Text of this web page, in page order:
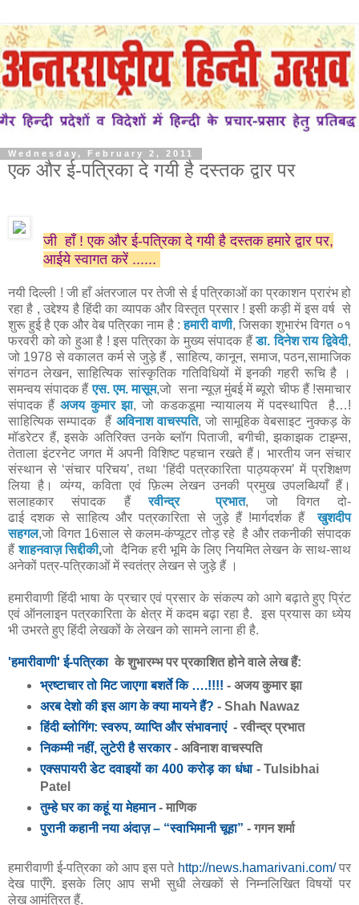
Wednesday, February 2, 2011
एक और ई-पत्रिका दे गयी है दस्तक द्वार पर
जी हाँ ! एक और ई-पत्रिका दे गयी है दस्तक हमारे द्वार पर,
आईये स्वागत करें ......
नयी दिल्ली ! जी हाँ अंतरजाल पर तेजी से ई पत्रिकाओं का प्रकाशन प्रारंभ हो
रहा है , उद्देश्य है हिंदी का व्यापक और विस्तृत प्रसार ! इसी कड़ी में इस वर्ष से
शुरू हुई है एक और वेब पत्रिका नाम है :हमारी वाणी, जिसका शुभारंभ विगत ०१
फरवरी को को हुआ है ! इस पत्रिका के मुख्य संपादक हैंडा. दिनेश राय द्विवेदी,
जो 1978 से वकालत कर्म से जुड़े हैं , साहित्य, कानून, समाज, पठन,सामाजिक
संगठन लेखन, साहित्यिक सांस्कृतिक गतिविधियों में इनकी गहरी रूचि है ।
समन्वय संपादक हैंएस. एम. मासूम,जो सना न्यूज़ मुंबई में ब्यूरो चीफ हैं !समाचार
संपादक हैंअजय कुमार झा, जो कडकडूमा न्यायालय में पदस्थापित है…!
साहित्यिक सम्पादक हैं अविनाश वाचस्पति, जो सामूहिक वेबसाइट नुक्‍कड़ के
मॉडरेटर हैं, इसके अतिरिक्‍त उनके ब्‍लॉग पिताजी, बगीची, झकाझक टाइम्‍स,
तेताला इंटरनेट जगत में अपनी विशिष्‍ट पहचान रखते हैं। भारतीय जन संचार
संस्थान से ‘संचार परिचय’, तथा ‘हिंदी पत्रकारिता पाठ्यक्रम’ में प्रशिक्षण
लिया है। व्यंग्य, कविता एवं फ़िल्म लेखन उनकी प्रमुख उपलब्धियाँ हैं।
सलाहकार संपादक हैंरवीन्द्र प्रभात, जो विगत दो-
ढाई दशक से साहित्य और पत्रकारिता से जुड़े हैं !मार्गदर्शक हैंखुशदीप
सहगल,जो विगत 16साल से कलम-कंप्यूटर तोड़ रहे है और तकनीकी संपादक
हैंशाहनवाज़ सिद्दीकी,जो दैनिक हरी भूमि के लिए नियमित लेखन के साथ-साथ
अनेकों पत्र-पत्रिकाओं में स्वतंत्र लेखन से जुड़े हैं ।
हमारीवाणी हिंदी भाषा के प्रचार एवं प्रसार के संकल्प को आगे बढ़ाते हुए प्रिंट
एवं ऑनलाइन पत्रकारिता के क्षेत्र में कदम बढ़ा रहा है. इस प्रयास का ध्येय
भी उभरते हुए हिंदी लेखकों के लेखन को सामने लाना ही है.
'हमारीवाणी' ई-पत्रिकाके शुभारम्भ पर प्रकाशित होने वाले लेख हैं:
भ्रष्टाचार तो मिट जाएगा बशर्ते कि ….!!!! - अजय कुमार झा
अरब देशो की इस आग के क्या मायने हैं? - Shah Nawaz
हिंदी ब्लोगिंग: स्वरुप, व्याप्ति और संभावनाएं- रवीन्द्र प्रभात
निकम्‍मी नहीं, लुटेरी है सरकार- अविनाश वाचस्पति
एक्सपायरी डेट दवाइयों का 400 करोड़ का धंधा- Tulsibhai
Patel
तुम्हे घर का कहूं या मेहमान- माणिक
पुरानी कहानी नया अंदाज़ – “स्वाभिमानी चूहा” - गगन शर्मा
हमारीवाणी ई-पत्रिका को आप इस पते http://news.hamarivani.com/पर
देख पाएँगे. इसके लिए आप सभी सुधी लेखकों से निम्नलिखित विषयों पर
लेख आमंत्रित हैं.